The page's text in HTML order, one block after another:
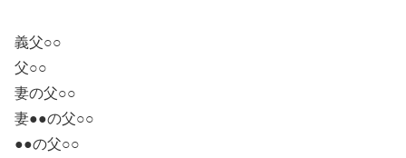
義父○○
父○○
妻の父○○
妻●●の父○○
●●の父○○